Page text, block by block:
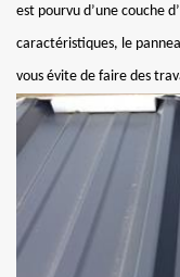
est pourvu d’une couche
caractéristiques, le
vous évite de faire des